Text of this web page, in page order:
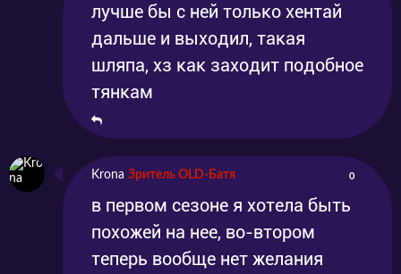
лучше бы с ней только хентай
дальше и выходил, такая
шляпа, хз как заходит подобное
тянкам
Krona Зритель OLD-Батя 0
в первом сезоне я хотела быть
похожей на нее, во-втором
теперь вообще нет желания